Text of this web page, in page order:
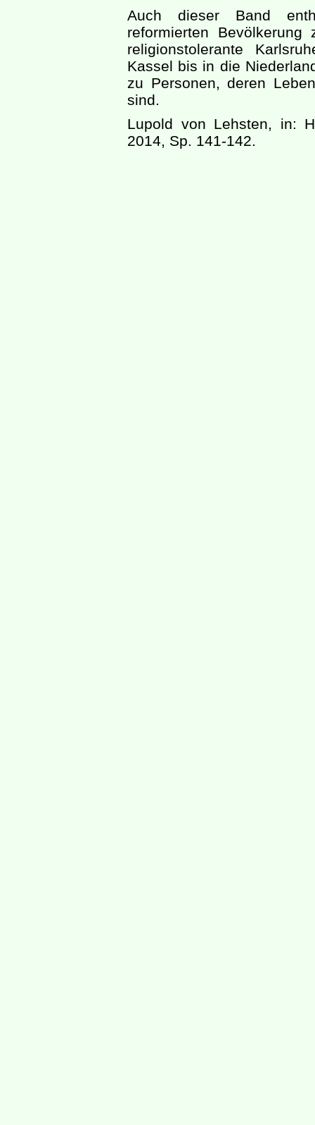
Auch dieser Band
reformierten
religionstolerante
Kassel bis in die
zu Personen, deren
sind.
Lupold von Lehsten, in:
2014, Sp. 141-142.